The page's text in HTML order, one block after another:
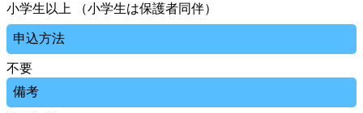
小学生以上 （小学生は保護者同伴）
申込方法
不要
備考